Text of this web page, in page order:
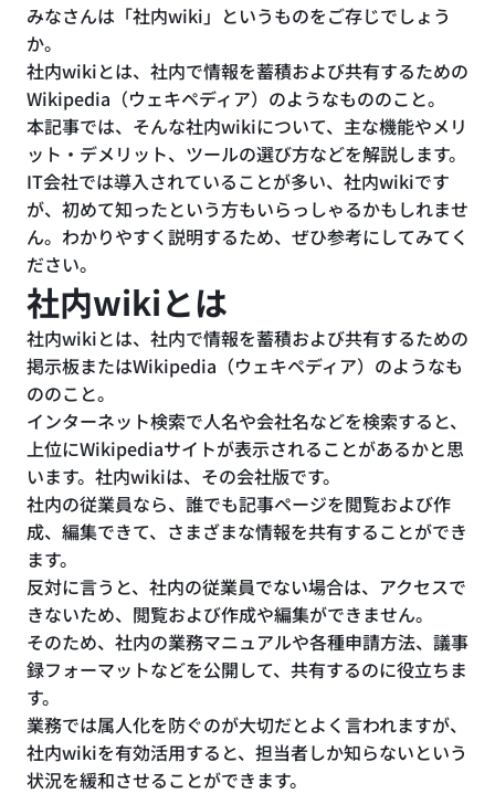
みなさんは「社内wiki」というものをご存じでしょう
か。
社内wikiとは、社内で情報を蓄積および共有するための
Wikipedia（ウェキペディア）のようなもののこと。
本記事では、そんな社内wikiについて、主な機能やメリ
ット・デメリット、ツールの選び方などを解説します。
IT会社では導入されていることが多い、社内wikiです
が、初めて知ったという方もいらっしゃるかもしれませ
ん。わかりやすく説明するため、ぜひ参考にしてみてく
ださい。
社内wikiとは
社内wikiとは、社内で情報を蓄積および共有するための
掲示板またはWikipedia（ウェキペディア）のようなも
ののこと。
インターネット検索で人名や会社名などを検索すると、
上位にWikipediaサイトが表示されることがあるかと思
います。社内wikiは、その会社版です。
社内の従業員なら、誰でも記事ページを閲覧および作
成、編集できて、さまざまな情報を共有することができ
ます。
反対に言うと、社内の従業員でない場合は、アクセスで
きないため、閲覧および作成や編集ができません。
そのため、社内の業務マニュアルや各種申請方法、議事
録フォーマットなどを公開して、共有するのに役立ちま
す。
業務では属人化を防ぐのが大切だとよく言われますが、
社内wikiを有効活用すると、担当者しか知らないという
状況を緩和させることができます。